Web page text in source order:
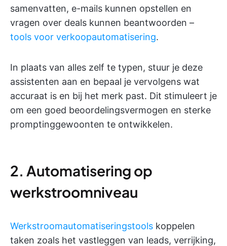
samenvatten, e-mails kunnen opstellen en
vragen over deals kunnen beantwoorden –
tools voor verkoopautomatisering.
In plaats van alles zelf te typen, stuur je deze
assistenten aan en bepaal je vervolgens wat
accuraat is en bij het merk past. Dit stimuleert je
om een goed beoordelingsvermogen en sterke
promptinggewoonten te ontwikkelen.
2. Automatisering op
werkstroomniveau
Werkstroomautomatiseringstools koppelen
taken zoals het vastleggen van leads, verrijking,